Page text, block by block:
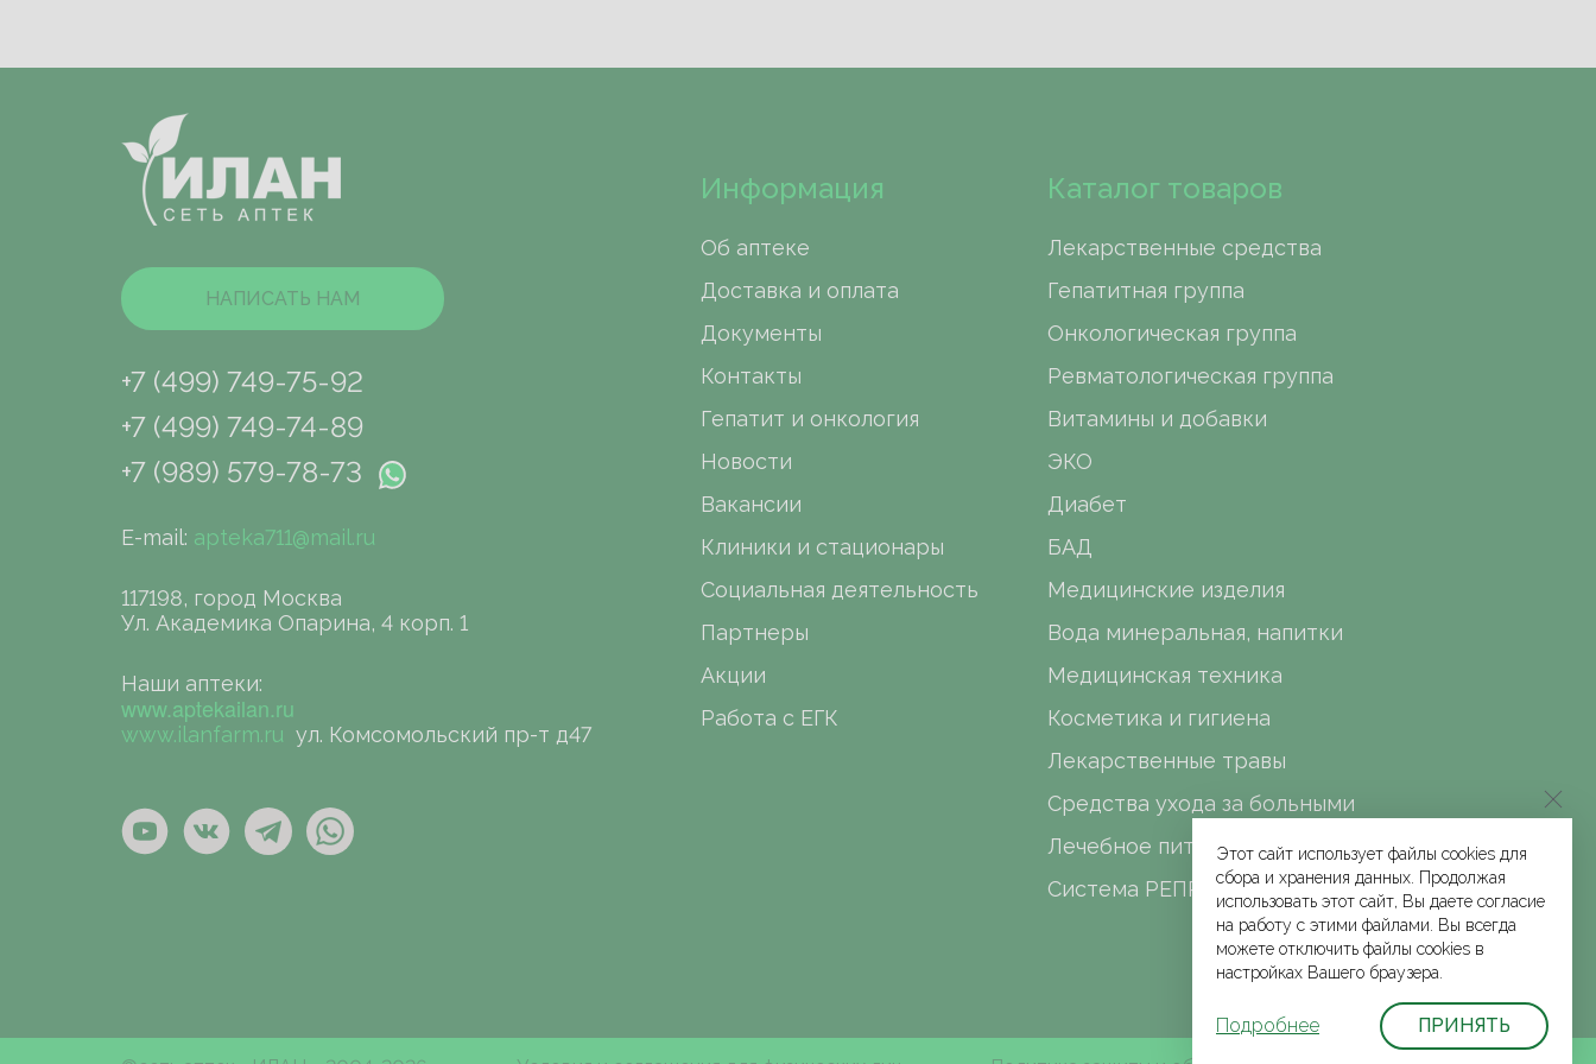
НАПИСАТЬ НАМ
+7 (499) 749-75-92
+7 (499) 749-74-89
+7 (989) 579-78-73
E-mail: apteka711@mail.ru
117198, город Москва
Ул. Академика Опарина, 4 корп. 1
Наши аптеки:
www.aptekailan.ru
www.ilanfarm.ru ул. Комсомольский пр-т д47
Информация
Об аптеке
Доставка и оплата
Документы
Контакты
Гепатит и онкология
Новости
Вакансии
Клиники и стационары
Социальная деятельность
Партнеры
Акции
Работа с ЕГК
Каталог товаров
Лекарственные средства
Гепатитная группа
Онкологическая группа
Ревматологическая группа
Витамины и добавки
ЭКО
Диабет
БАД
Медицинские изделия
Вода минеральная, напитки
Медицинская техника
Косметика и гигиена
Лекарственные травы
Средства ухода за больными
Лечебное питание
Система РЕПРО
Этот сайт использует файлы cookies для
сбора и хранения данных. Продолжая
использовать этот сайт, Вы даете согласие
на работу с этими файлами. Вы всегда
можете отключить файлы cookies в
настройках Вашего браузера.
Подробнее ПРИНЯТЬ